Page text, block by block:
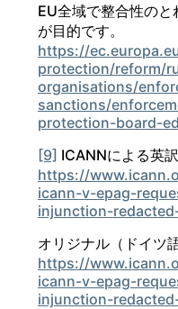
EU全域で整合性の
が目的です。
https://
protection/reform/
organisations/
sanctions/
protection-board-
[9] ICANNによる英訳
https://
icann-v-epag-
injunction-
オリジナル（ドイツ
https://
icann-v-epag-
injunction-